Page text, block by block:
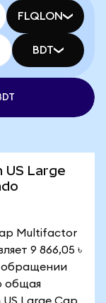
FLQLON
BDT
US Large
Multifactor
9 866,05 ৳
обращении
общая